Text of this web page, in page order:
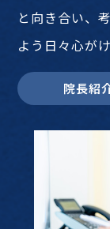
と向き合い、
よう日々心が
院長紹